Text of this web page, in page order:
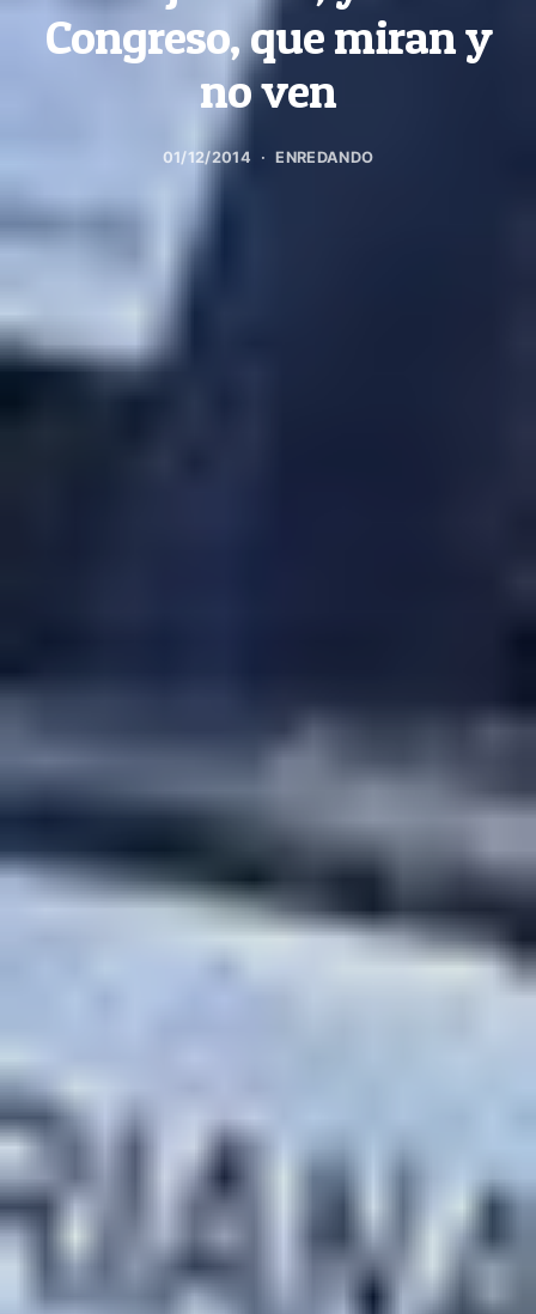
Congreso, que miran y
no ven
01/12/2014 ENREDANDO